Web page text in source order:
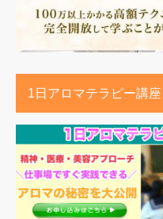
1日アロマテラピー講座